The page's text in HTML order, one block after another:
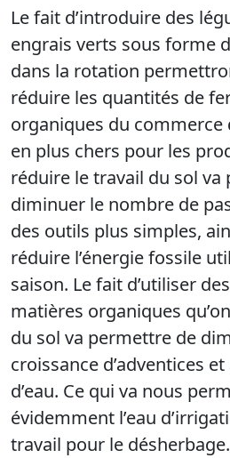
Le fait d’introduire des
engrais verts sous forme
dans la rotation
réduire les quantités de
organiques du commerce
en plus chers pour les
réduire le travail du sol
diminuer le nombre de
des outils plus simples,
réduire l’énergie fossile
saison. Le fait d’utiliser
matières organiques
du sol va permettre de
croissance d’adventices
d’eau. Ce qui va nous
évidemment l’eau
travail pour le